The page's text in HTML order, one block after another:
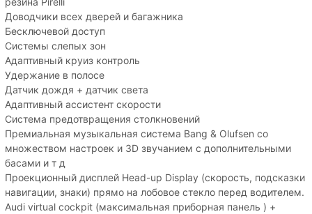
Доводчики всех дверей и багажника
Бесключевой доступ
Системы слепых зон
Адаптивный круиз контроль
Удержание в полосе
Датчик дождя + датчик света
Адаптивный ассистент скорости
Система предотвращения столкновений
Премиальная музыкальная система Bang & Olufsen со
множеством настроек и 3D звучанием с дополнительными
басами и т д
Проекционный дисплей Head-up Display (скорость, подсказки
навигации, знаки) прямо на лобовое стекло перед водителем.
Audi virtual cockpit (максимальная приборная панель ) +